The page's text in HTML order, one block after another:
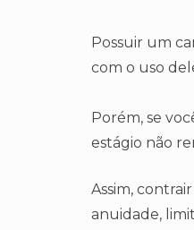
Possuir um
com o uso
Porém, se
estágio não
Assim,
anuidade,